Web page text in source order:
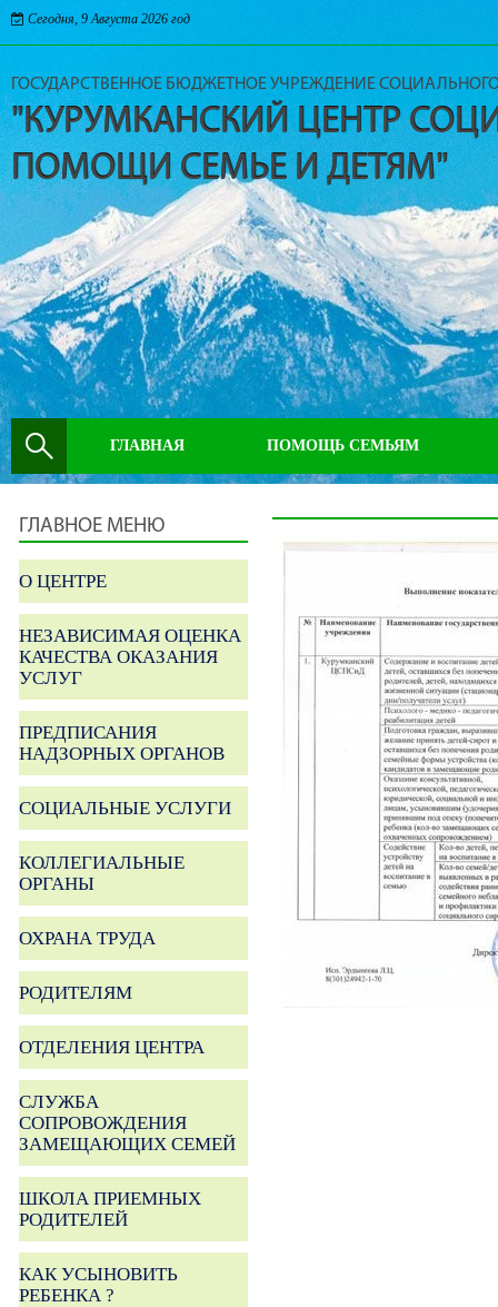
Сегодня, 9 Августа 2026 год
ГОСУДАРСТВЕННОЕ БЮДЖЕТНОЕ УЧРЕЖДЕНИЕ
"КУРУМКАНСКИЙ ЦЕНТР
ПОМОЩИ СЕМЬЕ И ДЕТЯМ"
ГЛАВНАЯ ПОМОЩЬ СЕМЬЯМ
ГЛАВНОЕ МЕНЮ
О ЦЕНТРЕ
НЕЗАВИСИМАЯ ОЦЕНКА
КАЧЕСТВА ОКАЗАНИЯ
УСЛУГ
ПРЕДПИСАНИЯ
НАДЗОРНЫХ ОРГАНОВ
СОЦИАЛЬНЫЕ УСЛУГИ
КОЛЛЕГИАЛЬНЫЕ
ОРГАНЫ
ОХРАНА ТРУДА
РОДИТЕЛЯМ
ОТДЕЛЕНИЯ ЦЕНТРА
СЛУЖБА
СОПРОВОЖДЕНИЯ
ЗАМЕЩАЮЩИХ СЕМЕЙ
ШКОЛА ПРИЕМНЫХ
РОДИТЕЛЕЙ
КАК УСЫНОВИТЬ
РЕБЕНКА ?